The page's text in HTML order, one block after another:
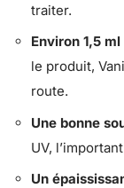
traiter.
Environ 1,5
le produit,
route.
Une bonne
UV,
Un